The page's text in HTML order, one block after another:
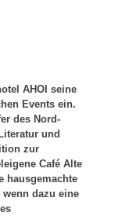
AHOI seine
Events ein.
des Nord-
und
zur
Café Alte
hausgemachte
dazu eine